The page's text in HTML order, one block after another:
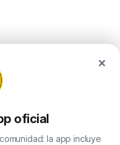
×
oficial
la app incluye